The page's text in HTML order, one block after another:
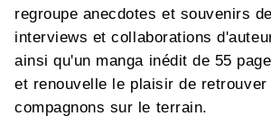
regroupe anecdotes et souvenirs
interviews et collaborations
ainsi qu'un manga inédit de 55
et renouvelle le plaisir de retrouver
compagnons sur le terrain.